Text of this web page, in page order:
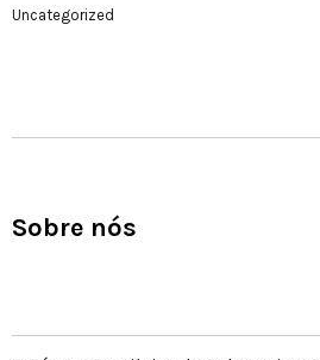
Uncategorized
Sobre nós